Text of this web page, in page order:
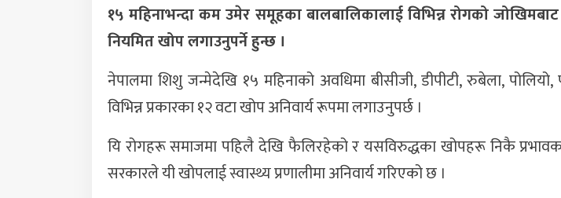
१५ महिनाभन्दा कम उमेर समूहका बालबालिकालाई विभिन्न रोगको
नियमित खोप लगाउनुपर्ने हुन्छ ।
नेपालमा शिशु जन्मेदेखि १५ महिनाको अवधिमा बीसीजी, डीपीटी, रुबेला, पोलियो,
विभिन्न प्रकारका १२ वटा खोप अनिवार्य रूपमा लगाउनुपर्छ ।
यि रोगहरू समाजमा पहिलै देखि फैलिरहेको र यसविरुद्धका खोपहरू निकै
सरकारले यी खोपलाई स्वास्थ्य प्रणालीमा अनिवार्य गरिएको छ ।